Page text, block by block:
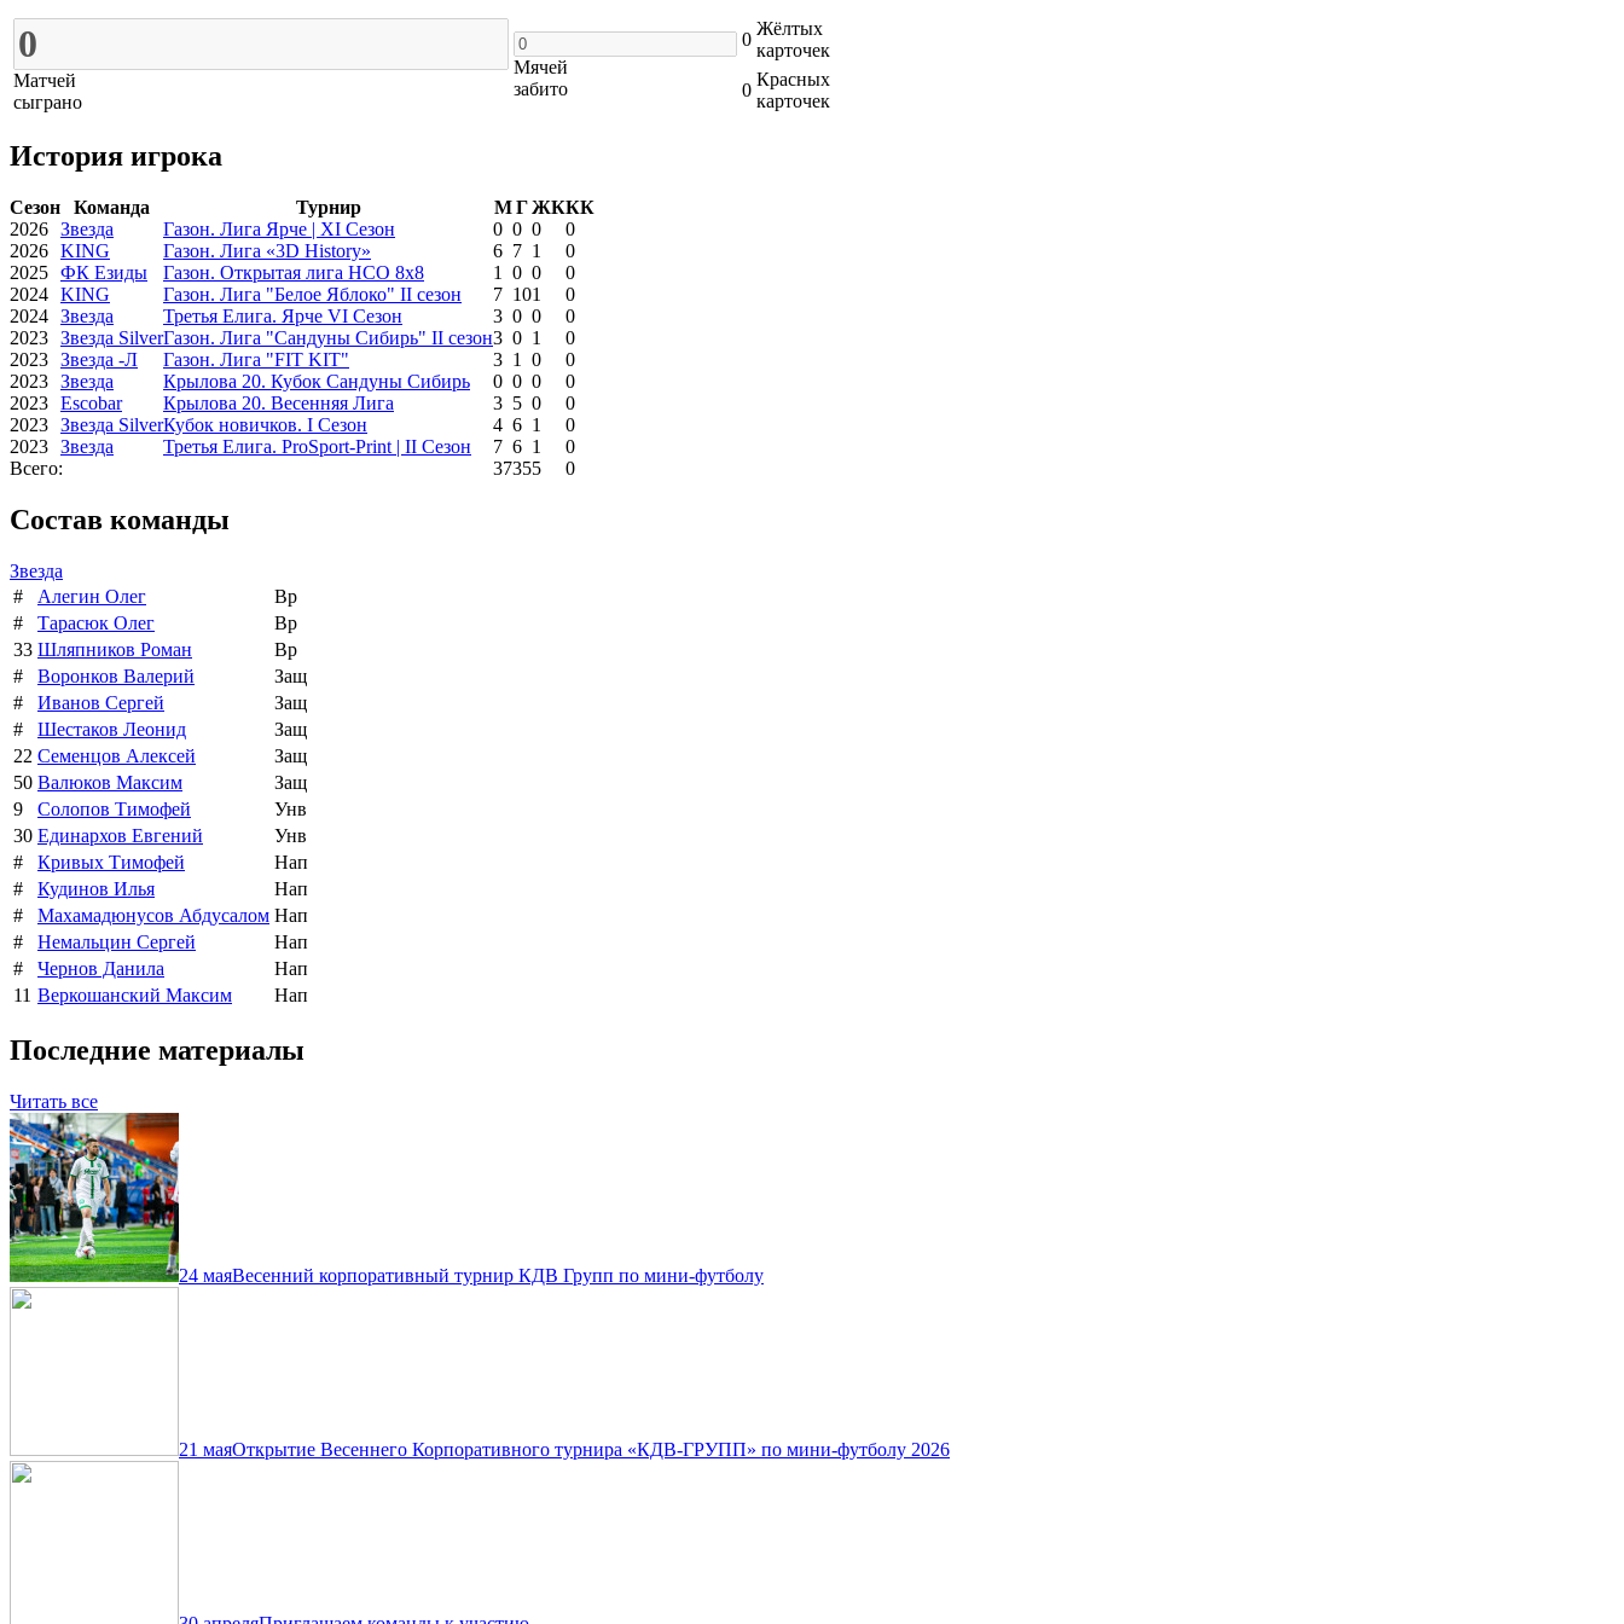
Матчей
сыграно
Мячей
забито
0
Жёлтых
карточек
0
Красных
карточек
История игрока
Сезон Команда Турнир М ГЖККК
2026 Звезда Газон. Лига Ярче | XI Сезон 0 0 0
0
2026 KING Газон. Лига «3D History» 6 7 1
0
2025 ФК Езиды Газон. Открытая лига НСО 8х8 1 0 0
0
2024 KING Газон. Лига "Белое Яблоко" II сезон 7 101
0
2024 Звезда Третья Елига. Ярче VI Сезон 3 0 0
0
2023 Звезда SilverГазон. Лига "Сандуны Сибирь" II сезон3 0 1
0
2023 Звезда -Л Газон. Лига "FIT KIT" 3 1 0
0
2023 Звезда Крылова 20. Кубок Сандуны Сибирь 0 0 0
0
2023 Escobar Крылова 20. Весенняя Лига 3 5 0
0
2023 Звезда SilverКубок новичков. I Сезон 4 6 1
0
2023 Звезда Третья Елига. ProSport-Print | II Сезон 7 6 1
0
Всего:
37355 0
Состав команды
Звезда
#
Алегин Олег
Вр
#
Тарасюк Олег
Вр
33 Шляпников Роман
Вр
#
Воронков Валерий
Защ
#
Иванов Сергей
Защ
#
Шестаков Леонид
Защ
22 Семенцов Алексей
Защ
50 Валюков Максим
Защ
9
Солопов Тимофей
Унв
30 Единархов Евгений
Унв
#
Кривых Тимофей
Нап
#
Кудинов Илья
Нап
#
Махамадюнусов Абдусалом Нап
#
Немальцин Сергей
Нап
#
Чернов Данила
Нап
11 Веркошанский Максим Нап
Последние материалы
Читать все
24 маяВесенний корпоративный турнир КДВ Групп по мини-футболу
21 маяОткрытие Весеннего Корпоративного турнира «КДВ-ГРУПП» по мини-футболу 2026